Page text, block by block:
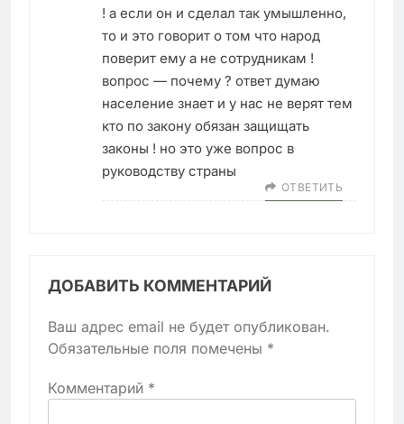
! а если он и сделал так умышленно,
то и это говорит о том что народ
поверит ему а не сотрудникам !
вопрос — почему ? ответ думаю
население знает и у нас не верят тем
кто по закону обязан защищать
законы ! но это уже вопрос в
руководству страны
ОТВЕТИТЬ
ДОБАВИТЬ КОММЕНТАРИЙ
Ваш адрес email не будет опубликован.
Обязательные поля помечены *
Комментарий *